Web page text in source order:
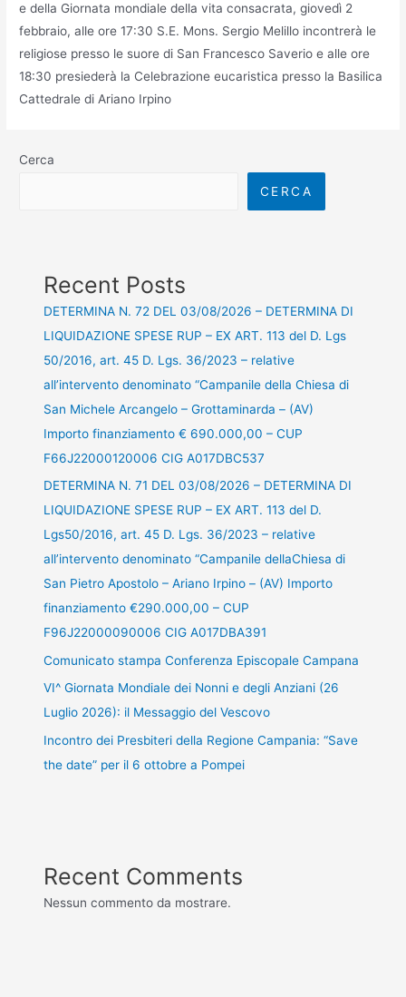
e della Giornata mondiale della vita consacrata, giovedì 2
febbraio, alle ore 17:30 S.E. Mons. Sergio Melillo incontrerà le
religiose presso le suore di San Francesco Saverio e alle ore
18:30 presiederà la Celebrazione eucaristica presso la Basilica
Cattedrale di Ariano Irpino
Cerca
CERCA
Recent Posts
DETERMINA N. 72 DEL 03/08/2026 – DETERMINA DI
LIQUIDAZIONE SPESE RUP – EX ART. 113 del D. Lgs
50/2016, art. 45 D. Lgs. 36/2023 – relative
all’intervento denominato “Campanile della Chiesa di
San Michele Arcangelo – Grottaminarda – (AV)
Importo finanziamento € 690.000,00 – CUP
F66J22000120006 CIG A017DBC537
DETERMINA N. 71 DEL 03/08/2026 – DETERMINA DI
LIQUIDAZIONE SPESE RUP – EX ART. 113 del D.
Lgs50/2016, art. 45 D. Lgs. 36/2023 – relative
all’intervento denominato “Campanile dellaChiesa di
San Pietro Apostolo – Ariano Irpino – (AV) Importo
finanziamento €290.000,00 – CUP
F96J22000090006 CIG A017DBA391
Comunicato stampa Conferenza Episcopale Campana
VI^ Giornata Mondiale dei Nonni e degli Anziani (26
Luglio 2026): il Messaggio del Vescovo
Incontro dei Presbiteri della Regione Campania: “Save
the date” per il 6 ottobre a Pompei
Recent Comments
Nessun commento da mostrare.